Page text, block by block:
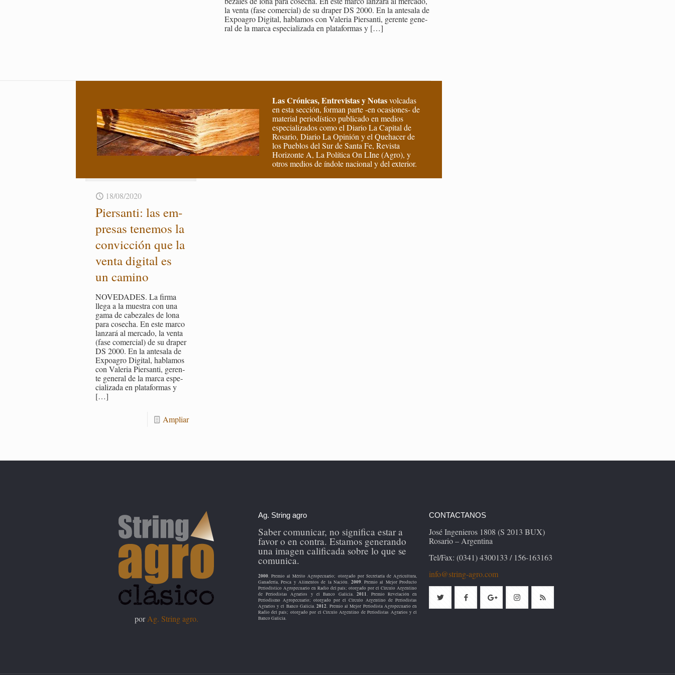
la venta (fase co­mer­cial) de su dra­per DS 2000. En la an­te­sa­la de
Ex­poa­gro Di­gi­tal, ha­bla­mos con Va­le­ria Pier­san­ti, ge­ren­te ge­ne­
ral de la marca es­pe­cia­li­za­da en pla­ta­for­mas y[…]
Las Crónicas, Entrevistas y Notasvolcadas
en esta sección, forman parte -en ocasiones- de
material periodístico publicado en medios
especializados como el Diario La Capital de
Rosario, Diario La Opinión y el Quehacer de
los Pueblos del Sur de Santa Fe, Revista
Horizonte A, La Política On LIne (Agro), y
otros medios de índole nacional y del exterior.
18/08/2020
Pier­san­ti: las em­
pre­sas te­ne­mos la
con­vic­ción que la
venta di­gi­tal es
un ca­mino
NO­VE­DA­DES. La firma
llega a la mues­tra con una
gama de ca­be­za­les de lona
para co­se­cha. En este marco
lan­za­rá al mer­ca­do, la venta
(fase co­mer­cial) de su dra­per
DS 2000. En la an­te­sa­la de
Ex­poa­gro Di­gi­tal, ha­bla­mos
con Va­le­ria Pier­san­ti, ge­ren­
te ge­ne­ral de la marca es­pe­
cia­li­za­da en pla­ta­for­mas y
[…]
Am­pliar
porAg. String agro.
Ag. String agro
Saber comunicar, no significa estar a
favor o en contra. Estamos generando
una imagen calificada sobre lo que se
comunica.
2000. Premio al Mérito Agropecuario; otorgado por Secretaría de Agricultura,
Ganadería, Pesca y Alimentos de la Nación. 2009. Premio al Mejor Producto
Periodístico Agropecuario en Radio del país; otorgado por el Círculo Argentino
de Periodistas Agrarios y el Banco Galicia.2011. Premio Revelación en
Periodismo Agropecuario; otorgado por el Círculo Argentino de Periodistas
Agrarios y el Banco Galicia.2012. Premio al Mejor Periodista Agropecuario en
Radio del país; otorgado por el Círculo Argentino de Periodistas Agrarios y el
Banco Galicia.
CONTACTANOS
José Ingenieros 1808 (S 2013 BUX)
Rosario – Argentina
Tel/Fax: (0341) 4300133 / 156-163163
info@string-agro.com